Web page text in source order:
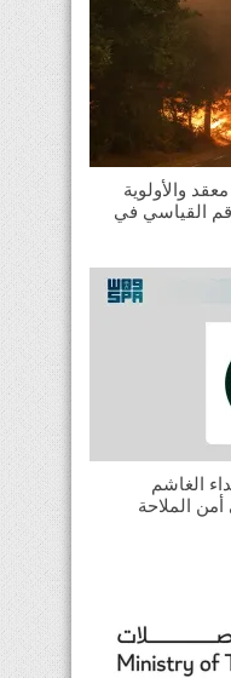
والأولوية
القياسي في
الغاشم
أمن الملاحة